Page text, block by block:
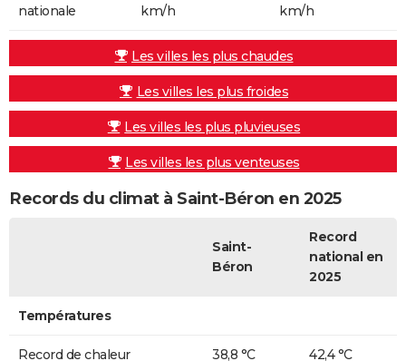
nationale
km/h
km/h
Les villes les plus chaudes
Les villes les plus froides
Les villes les plus pluvieuses
Les villes les plus venteuses
Records du climat à Saint-Béron en 2025
Saint-
Béron
Record
national en
2025
Températures
Record de chaleur 38,8 °C 42,4 °C